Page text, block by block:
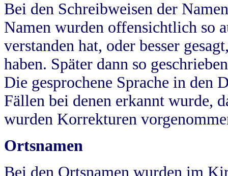
Bei den Schreibweisen der
Namen wurden offensichtlich so
verstanden hat, oder besser
haben. Später dann so
Die gesprochene Sprache in
Fällen bei denen erkannt wurde,
wurden Korrekturen
Ortsnamen
Bei den Ortsnamen wurden im